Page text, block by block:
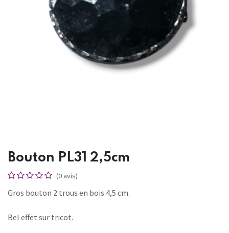
Bouton PL31 2,5cm
(0 avis)
Gros bouton 2 trous en bois 4,5 cm.
Bel effet sur tricot.